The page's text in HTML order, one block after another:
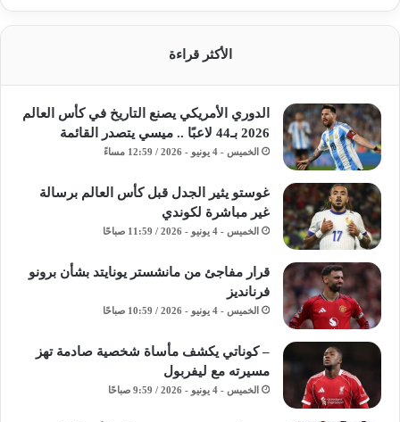
الأكثر قراءة
الدوري الأمريكي يصنع التاريخ في كأس العالم
2026 بـ44 لاعبًا .. ميسي يتصدر القائمة
الخميس - 4 يونيو - 2026 / 12:59 مساءً
غوستو يثير الجدل قبل كأس العالم برسالة
غير مباشرة لكوندي
الخميس - 4 يونيو - 2026 / 11:59 صباحًا
قرار مفاجئ من مانشستر يونايتد بشأن برونو
فرنانديز
الخميس - 4 يونيو - 2026 / 10:59 صباحًا
– كوناتي يكشف مأساة شخصية صادمة تهز
مسيرته مع ليفربول
الخميس - 4 يونيو - 2026 / 9:59 صباحًا